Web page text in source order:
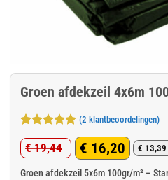
Groen afdekzeil 4x6m
Gewaardeerd
5op 5
gebaseerd
op
2
klant
(2 klantbeoordelingen)
€19,44
Oorspronkelijke
prijs
€ 16,20
Huidige
prijs
€ 13,39
Groen afdekzeil 5x6m 100gr/m² –